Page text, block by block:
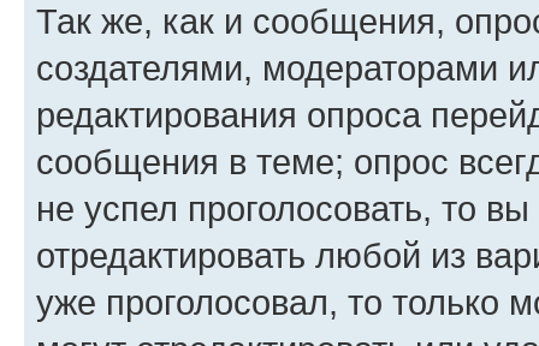
Так же, как и сообщения,
создателями, модераторами
редактирования опроса
сообщения в теме; опрос
не успел проголосовать, то
отредактировать любой из
уже проголосовал, то только